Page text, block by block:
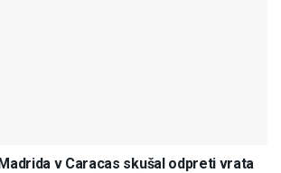
v Caracas skušal odpreti vrata